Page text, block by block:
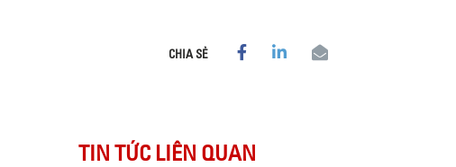
CHIA SẺ
TIN TỨC LIÊN QUAN